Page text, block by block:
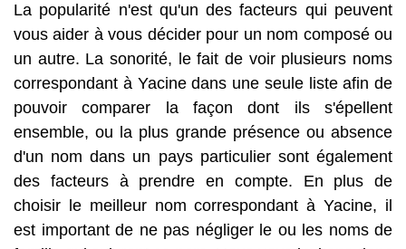
La popularité n'est qu'un des facteurs qui peuvent
vous aider à vous décider pour un nom composé ou
un autre. La sonorité, le fait de voir plusieurs noms
correspondant à Yacine dans une seule liste afin de
pouvoir comparer la façon dont ils s'épellent
ensemble, ou la plus grande présence ou absence
d'un nom dans un pays particulier sont également
des facteurs à prendre en compte. En plus de
choisir le meilleur nom correspondant à Yacine, il
est important de ne pas négliger le ou les noms de